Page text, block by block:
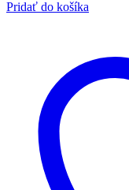
Pridať do košíka